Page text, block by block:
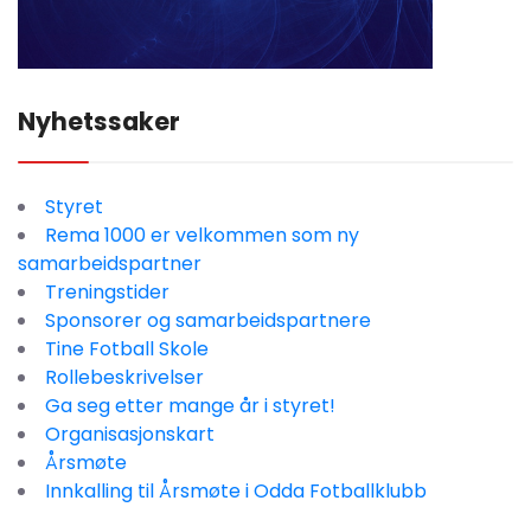
Nyhetssaker
Styret
Rema 1000 er velkommen som ny
samarbeidspartner
Treningstider
Sponsorer og samarbeidspartnere
Tine Fotball Skole
Rollebeskrivelser
Ga seg etter mange år i styret!
Organisasjonskart
Årsmøte
Innkalling til Årsmøte i Odda Fotballklubb